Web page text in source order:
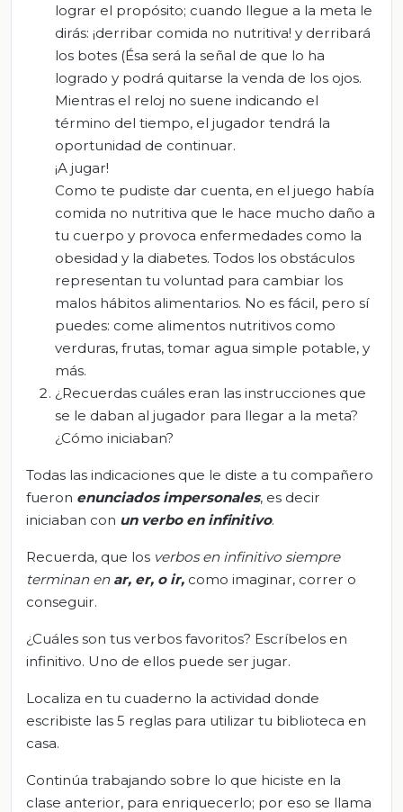
lograr el propósito; cuando llegue a la meta le
dirás: ¡derribar comida no nutritiva! y derribará
los botes (Ésa será la señal de que lo ha
logrado y podrá quitarse la venda de los ojos.
Mientras el reloj no suene indicando el
término del tiempo, el jugador tendrá la
oportunidad de continuar.
¡A jugar!
Como te pudiste dar cuenta, en el juego había
comida no nutritiva que le hace mucho daño a
tu cuerpo y provoca enfermedades como la
obesidad y la diabetes. Todos los obstáculos
representan tu voluntad para cambiar los
malos hábitos alimentarios. No es fácil, pero sí
puedes: come alimentos nutritivos como
verduras, frutas, tomar agua simple potable, y
más.
¿Recuerdas cuáles eran las instrucciones que
se le daban al jugador para llegar a la meta?
¿Cómo iniciaban?
Todas las indicaciones que le diste a tu compañero
fueron enunciados impersonales, es decir
iniciaban con un verbo en infinitivo.
Recuerda, que los verbos en infinitivo siempre
terminan enar, er, o ir, como imaginar, correr o
conseguir.
¿Cuáles son tus verbos favoritos? Escríbelos en
infinitivo. Uno de ellos puede ser jugar.
Localiza en tu cuaderno la actividad donde
escribiste las 5 reglas para utilizar tu biblioteca en
casa.
Continúa trabajando sobre lo que hiciste en la
clase anterior, para enriquecerlo; por eso se llama